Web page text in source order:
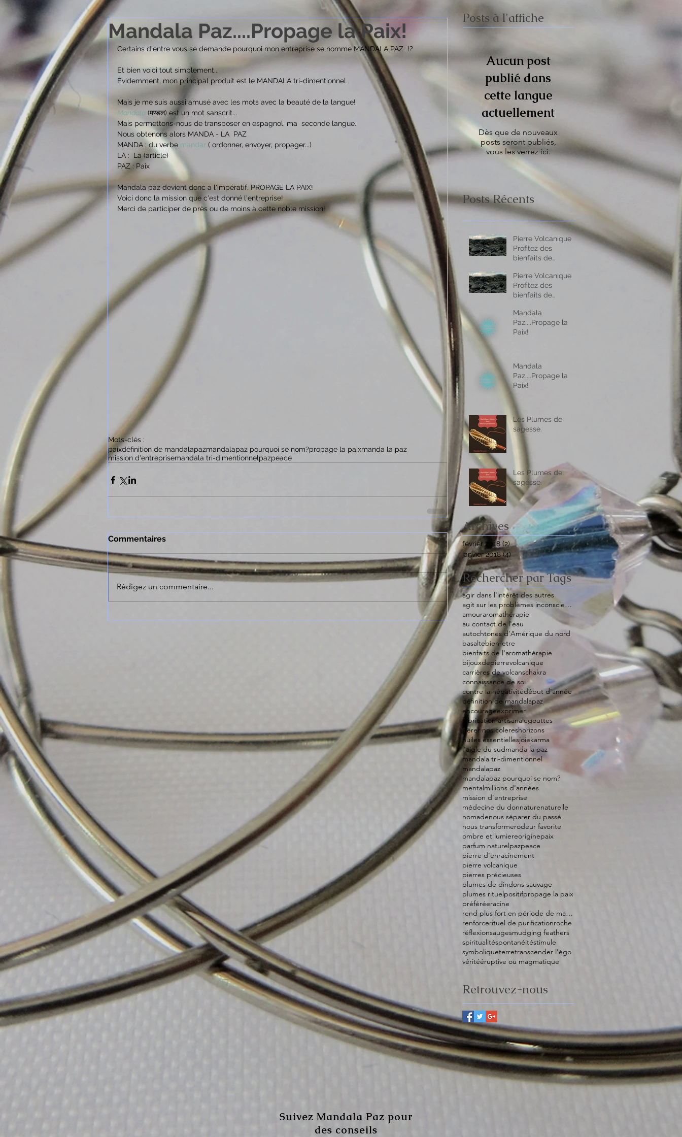
Mandala Paz....Propage la Paix!
Certains d'entre vous se demande pourquoi mon entreprise se nomme MANDALA PAZ  !?
Et bien voici tout simplement...
Évidemment, mon principal produit est le MANDALA tri-dimentionnel.
Mais je me suis aussi amusé avec les mots avec la beauté de la langue!
Mandala (मण्डल) est un mot sanscrit...
Mais permettons-nous de transposer en espagnol, ma  seconde langue.
Nous obtenons alors MANDA - LA  PAZ
MANDA : du verbe mandar ( ordonner, envoyer, propager...)
LA :  La (article)
PAZ : Paix
Mandala paz devient donc a l'impératif, PROPAGE LA PAIX!
Voici donc la mission que c'est donné l'entreprise!
Merci de participer de près ou de moins à cette noble mission!
Mots-clés :
paixdéfinition de mandalapazmandalapaz pourquoi se nom?propage la paixmanda la paz
mission d'entreprisemandala tri-dimentionnelpazpeace
Commentaires
Rédigez un commentaire...
Posts à l'affiche
Aucun post
publié dans
cette langue
actuellement
Dès que de nouveaux
posts seront publiés,
vous les verrez ici.
Posts Récents
Pierre Volcanique -
Profitez des
bienfaits de
partout ou vous
allez !
Pierre Volcanique -
Profitez des
bienfaits de
partout ou vous
allez !
Mandala
Paz....Propage la
Paix!
Mandala
Paz....Propage la
Paix!
Les Plumes de
sagesse.
Les Plumes de
sagesse.
Archives
février 2018 (2)2 posts
janvier 2018 (4) 4 posts
Rechercher par Tags
agir dans l'intérêt des autres
agit sur les problèmes inconscients
amouraromathérapie
au contact de l'eau
autochtones d'Amérique du nord
basaltebien-etre
bienfaits de l'aromathérapie
bijouxdepierrevolcanique
carrières de volcanschakra
connaissance de soi
contre la négativitédébut d'année
définition de mandalapaz
encourageexprimer
fabrication artisanalegouttes
gérer nos colereshorizons
huiles essentiellesjoiekarma
l'aigle du sudmanda la paz
mandala tri-dimentionnel
mandalapaz
mandalapaz pourquoi se nom?
mental millions d'années
mission d'entreprise
médecine du donnaturenaturelle
nomadenous séparer du passé
nous transformerodeur favorite
ombre et lumiereoriginepaix
parfum naturel pazpeace
pierre d'enracinement
pierre volcanique
pierres précieuses
plumes de dindons sauvage
plumes rituel positifpropage la paix
préféréeracine
rend plus fort en période de manque
renforcerituel de purificationroche
réflexionsaugesmudging feathers
spiritualitéspontanéitéstimule
symboliqueterretranscender l'égo
véritééruptive ou magmatique
Retrouvez-nous
Suivez Mandala Paz pour
des conseils